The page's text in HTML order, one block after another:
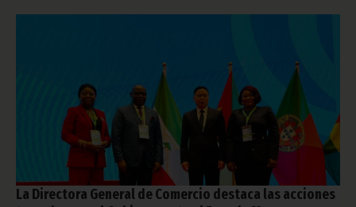
La Directora General de Comercio destaca las acciones